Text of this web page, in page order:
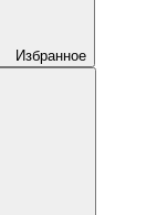
Избранное